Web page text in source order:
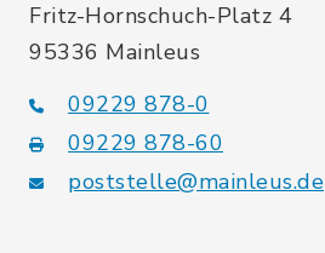
Fritz-Hornschuch-Platz 4
95336 Mainleus
09229 878-0
09229 878-60
poststelle@mainleus.de